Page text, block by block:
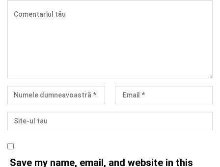
Save my name, email, and website in this